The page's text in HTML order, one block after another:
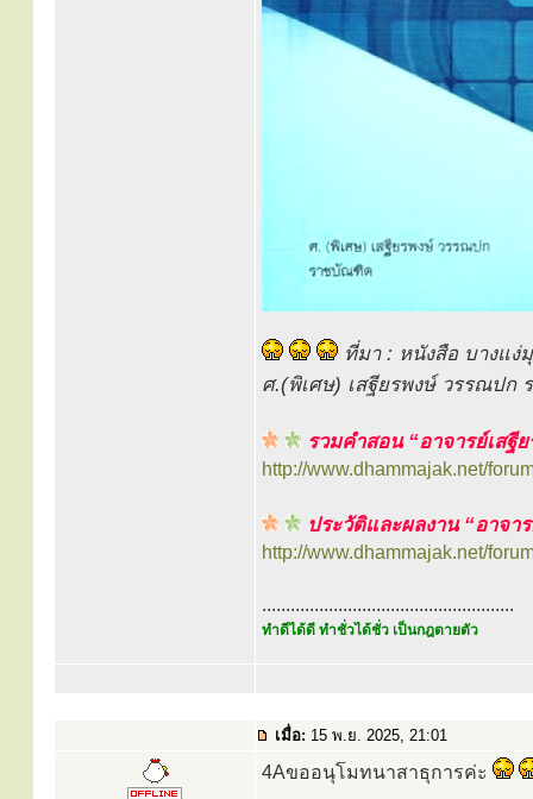
ที่มา : หนังสือ บางแง่
ศ.(พิเศษ) เสฐียรพงษ์ วรรณป
รวมคำสอน “อาจารย์เสฐี
http://www.dhammajak.net/
ประวัติและผลงาน “อาจา
http://www.dhammajak.net/
.....................................................
ทำดีได้ดี ทำชั่วได้ชั่ว เป็นกฎตายตัว
เมื่อ: 15 พ.ย. 2025, 21:01
4Aขออนุโมทนาสาธุการค่ะ